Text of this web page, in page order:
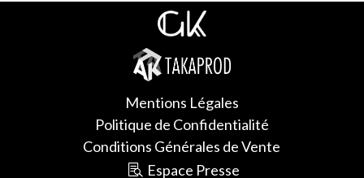
Mentions Légales
Politique de Confidentialité
Conditions Générales de Vente
Espace Presse